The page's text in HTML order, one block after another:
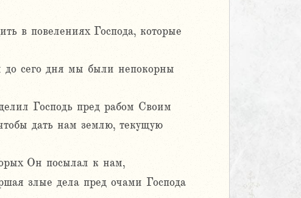
в повелениях Господа, которые
до сего дня мы были непокорны
Господь пред рабом Своим
дать нам землю, текущую
Он посылал к нам,
злые дела пред очами Господа